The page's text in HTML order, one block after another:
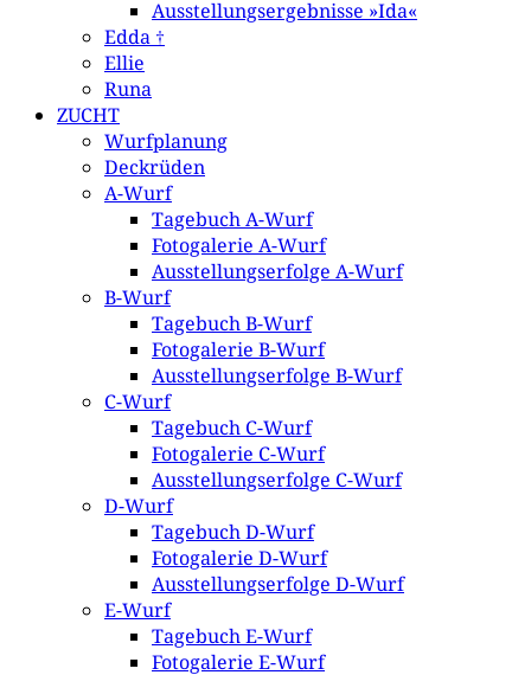
Ausstellungsergebnisse »Ida«
Edda †
Ellie
Runa
ZUCHT
Wurfplanung
Deckrüden
A-Wurf
Tagebuch A-Wurf
Fotogalerie A-Wurf
Ausstellungserfolge A-Wurf
B-Wurf
Tagebuch B-Wurf
Fotogalerie B-Wurf
Ausstellungserfolge B-Wurf
C-Wurf
Tagebuch C-Wurf
Fotogalerie C-Wurf
Ausstellungserfolge C-Wurf
D-Wurf
Tagebuch D-Wurf
Fotogalerie D-Wurf
Ausstellungserfolge D-Wurf
E-Wurf
Tagebuch E-Wurf
Fotogalerie E-Wurf